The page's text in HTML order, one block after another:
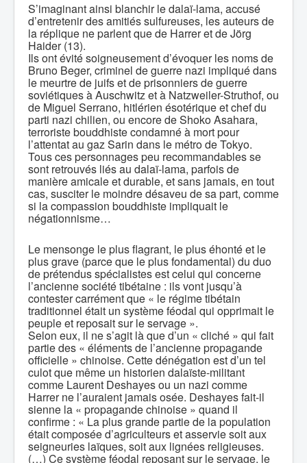
S’imaginant ainsi blanchir le dalaï-lama, accusé
d’entretenir des amitiés sulfureuses, les auteurs de
la réplique ne parlent que de Harrer et de Jörg
Haider (13).
Ils ont évité soigneusement d’évoquer les noms de
Bruno Beger, criminel de guerre nazi impliqué dans
le meurtre de juifs et de prisonniers de guerre
soviétiques à Auschwitz et à Natzweiler-Struthof, ou
de Miguel Serrano, hitlérien ésotérique et chef du
parti nazi chilien, ou encore de Shoko Asahara,
terroriste bouddhiste condamné à mort pour
l’attentat au gaz Sarin dans le métro de Tokyo.
Tous ces personnages peu recommandables se
sont retrouvés liés au dalaï-lama, parfois de
manière amicale et durable, et sans jamais, en tout
cas, susciter le moindre désaveu de sa part, comme
si la compassion bouddhiste impliquait le
négationnisme…
Le mensonge le plus flagrant, le plus éhonté et le
plus grave (parce que le plus fondamental) du duo
de prétendus spécialistes est celui qui concerne
l’ancienne société tibétaine : ils vont jusqu’à
contester carrément que « le régime tibétain
traditionnel était un système féodal qui opprimait le
peuple et reposait sur le servage ».
Selon eux, il ne s’agit là que d’un « cliché » qui fait
partie des « éléments de l’ancienne propagande
officielle » chinoise. Cette dénégation est d’un tel
culot que même un historien dalaïste-militant
comme Laurent Deshayes ou un nazi comme
Harrer ne l’auraient jamais osée. Deshayes fait-il
sienne la « propagande chinoise » quand il
confirme : « La plus grande partie de la population
était composée d’agriculteurs et asservie soit aux
seigneuries laïques, soit aux lignées religieuses.
(…) Ce système féodal reposant sur le servage, le